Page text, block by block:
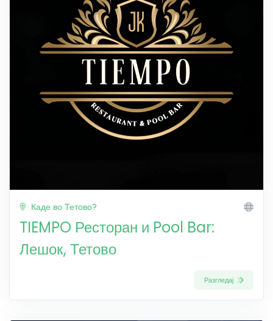
Каде во Тетово?
TIEMPO Ресторан и Pool Bar:
Лешок, Тетово
Разгледај